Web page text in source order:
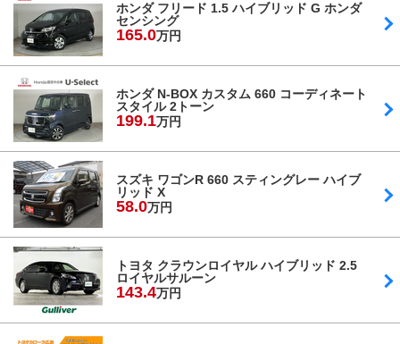
ホンダ フリード 1.5 ハイブリッド G ホンダ
センシング
165.0万円
ホンダ N-BOX カスタム 660 コーディネート
スタイル 2トーン
199.1万円
スズキ ワゴンR 660 スティングレー ハイブ
リッド X
58.0万円
トヨタ クラウンロイヤル ハイブリッド 2.5
ロイヤルサルーン
143.4万円